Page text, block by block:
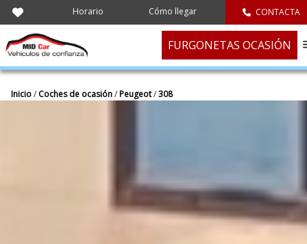
Horario Cómo llegar CONTACTA
FURGONETAS OCASIÓN
Inicio/ Coches de ocasión/Peugeot/308